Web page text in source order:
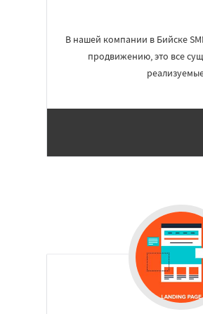
В нашей компании в Бийске
продвижению, это все